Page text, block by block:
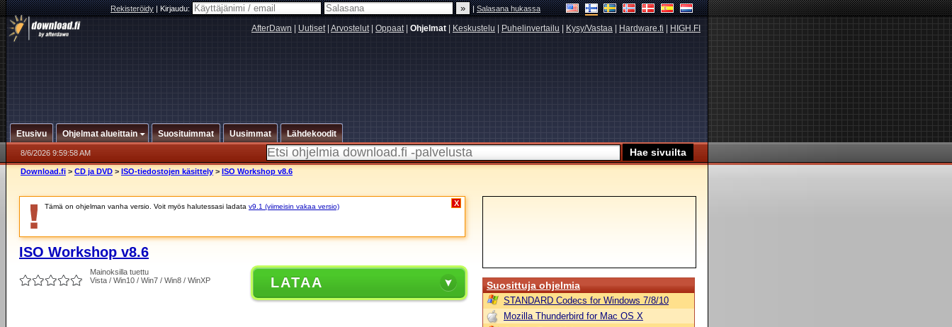
Rekisteröidy|Kirjaudu: |Salasana hukassa
AfterDawn Uutiset| Arvostelut| Oppaat| Ohjelmat Keskustelu Puhelinvertailu Kysy/Vastaa Hardware.fi HIGH.FI
Etusivu Ohjelmat alueittain Suosituimmat Uusimmat Lähdekoodit
8/6/2026 9:59:58 AM
Download.fi > CD ja DVD > ISO-tiedostojen käsittely > ISO Workshop v8.6
Tämä on ohjelman vanha versio. Voit myös halutessasi ladata v9.1 (viimeisin vakaa versio) X
ISO Workshop v8.6
Mainoksilla tuettu
Vista / Win10 / Win7 / Win8 / WinXP
LATAA Suosittuja ohjelmia
STANDARD Codecs for Windows 7/8/10
Mozilla Thunderbird for Mac OS X